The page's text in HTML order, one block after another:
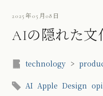
2025年05月08日
AIの隠れた文
technology >
AI Apple Design